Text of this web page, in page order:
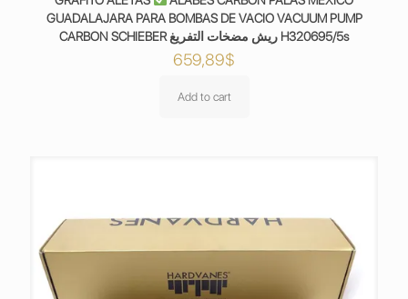
GUADALAJARA PARA BOMBAS DE VACIO VACUUM PUMP
CARBON SCHIEBER ريش مضخات التفريغ H320695/5s
659,89$
Add to cart